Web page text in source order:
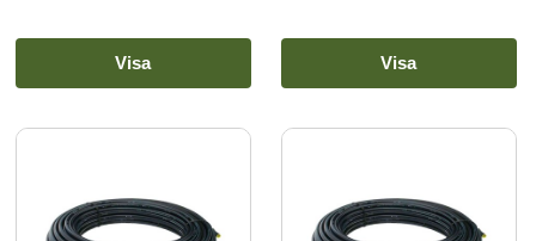
Visa Visa